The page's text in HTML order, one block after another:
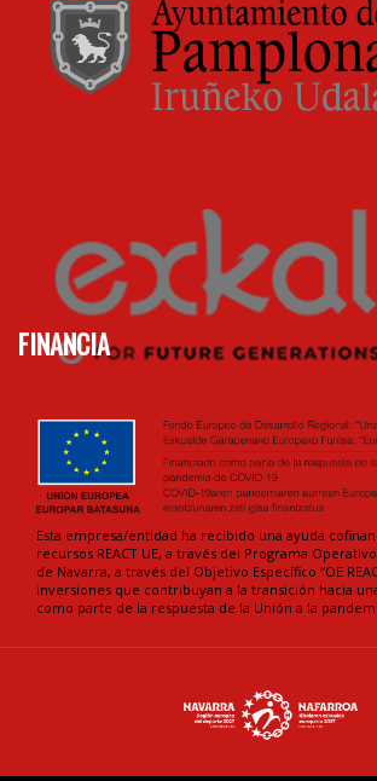
FINANCIA
Esta empresa/entidad ha recibido una ayuda
recursos REACT UE, a través del Programa Operativo
de Navarra, a través del Objetivo Específico “OE
inversiones que contribuyan a la transición hacia
como parte de la respuesta de la Unión a la